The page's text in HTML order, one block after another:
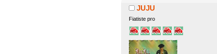
JUJU
Fiatiste pro